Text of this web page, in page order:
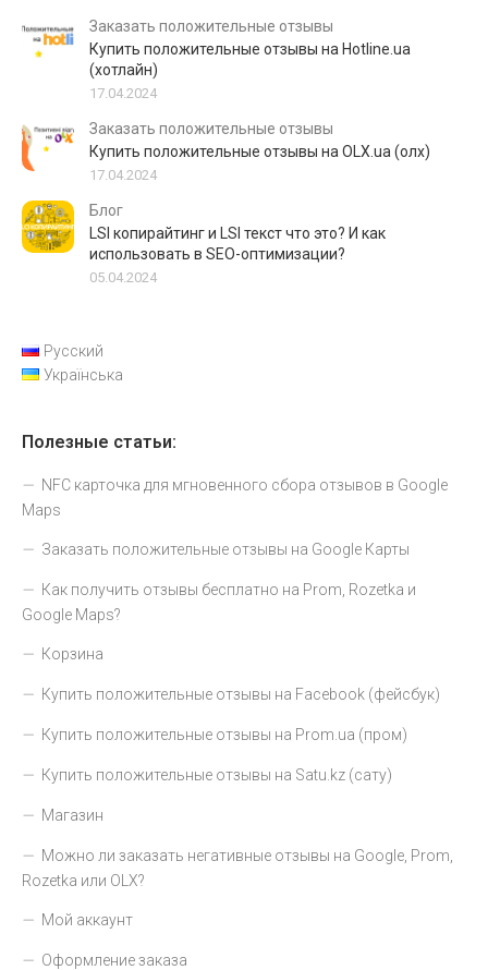
Заказать положительные отзывы
Купить положительные отзывы на Hotline.ua
(хотлайн)
17.04.2024
Заказать положительные отзывы
Купить положительные отзывы на OLX.ua (олх)
17.04.2024
Блог
LSI копирайтинг и LSI текст что это? И как
использовать в SEO-оптимизации?
05.04.2024
Русский
Українська
Полезные статьи:
NFC карточка для мгновенного сбора отзывов в Google
Maps
Заказать положительные отзывы на Google Карты
Как получить отзывы бесплатно на Prom, Rozetka и
Google Maps?
Корзина
Купить положительные отзывы на Facebook (фейсбук)
Купить положительные отзывы на Prom.ua (пром)
Купить положительные отзывы на Satu.kz (сату)
Магазин
Можно ли заказать негативные отзывы на Google, Prom,
Rozetka или OLX?
Мой аккаунт
Оформление заказа